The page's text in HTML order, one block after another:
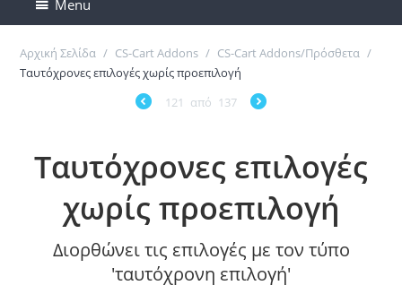
Menu
Αρχική Σελίδα / CS-Cart Addons / CS-Cart Addons/Πρόσθετα /
Ταυτόχρονες επιλογές χωρίς προεπιλογή
121 από 137
Ταυτόχρονες επιλογές
χωρίς προεπιλογή
Διορθώνει τις επιλογές με τον τύπο
'ταυτόχρονη επιλογή'